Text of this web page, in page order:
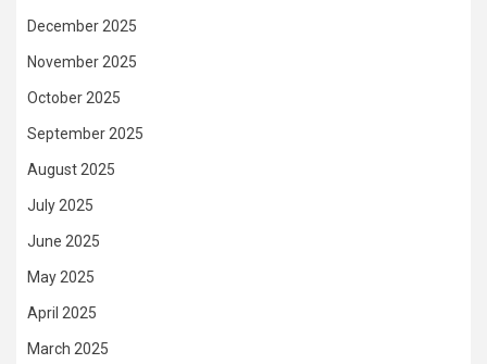
December 2025
November 2025
October 2025
September 2025
August 2025
July 2025
June 2025
May 2025
April 2025
March 2025